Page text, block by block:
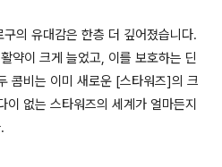
의 유대감은 한층 더 깊어졌습니다.
약이 크게 늘었고, 이를 보호하는 딘
콤비는 이미 새로운 [스타워즈]의 크
이 없는 스타워즈의 세계가 얼마든지
.